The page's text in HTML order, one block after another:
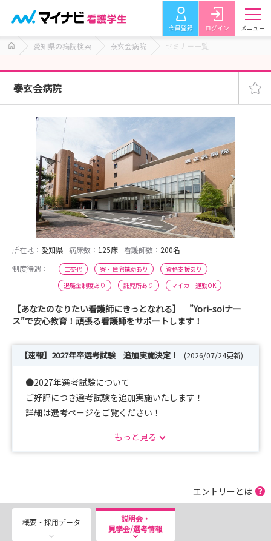
会員登録 ログイン メニュー
愛知県の病院検索 泰玄会病院 セミナー一覧
泰玄会病院
所在地： 愛知県 病床数： 125床 看護師数： 200名
制度待遇：
二交代 寮・住宅補助あり
資格支援あり
退職金制度あり
託児所あり マイカー通勤OK
【あなたのなりたい看護師にきっとなれる】 ”Yori-soiナー
ス”で安心教育！頑張る看護師をサポートします！
【速報】2027年卒選考試験 追加実施決定！ (2026/07/24更新)
●2027年選考試験について
ご好評につき選考試験を追加実施いたします！
詳細は選考ページをご覧ください！
是非ご予約ください☆
開催日：
もっと見る
エントリーとは
概要・採用データ
説明会・
見学会/選考情報